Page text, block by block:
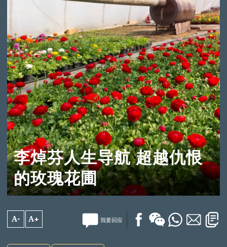
李焯芬人生导航 超越仇恨
的玫瑰花圃
A- A+ 我要回应